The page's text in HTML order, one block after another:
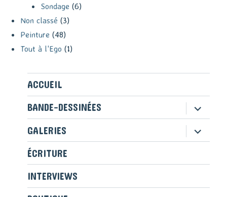
Sondage (6)
Non classé (3)
Peinture (48)
Tout à l'Ego (1)
ACCUEIL
BANDE-DESSINÉES
ouvrir
le
sous-
menu
GALERIES ouvrir
le
ÉCRITURE
INTERVIEWS